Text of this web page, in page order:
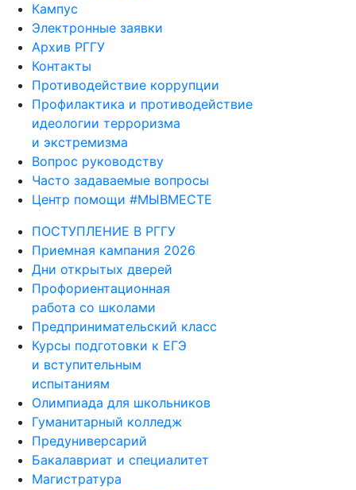
Кампус
Электронные заявки
Архив РГГУ
Контакты
Противодействие коррупции
Профилактика и противодействие
идеологии терроризма
и экстремизма
Вопрос руководству
Часто задаваемые вопросы
Центр помощи #МЫВМЕСТЕ
ПОСТУПЛЕНИЕ В РГГУ
Приемная кампания 2026
Дни открытых дверей
Профориентационная
работа со школами
Предпринимательский класс
Курсы подготовки к ЕГЭ
и вступительным
испытаниям
Олимпиада для школьников
Гуманитарный колледж
Предуниверсарий
Бакалавриат и специалитет
Магистратура